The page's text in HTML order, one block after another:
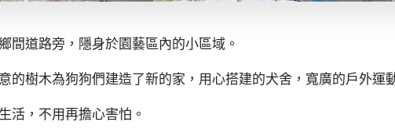
間道路旁，隱身於園藝區內的小區域。
的樹木為狗狗們建造了新的家，用心搭建的犬舍，寬廣的戶外運
活，不用再擔心害怕。